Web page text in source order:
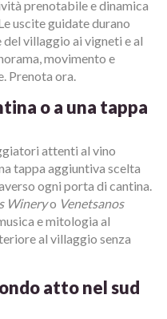
prenotabile e dinamica
uscite guidate durano
villaggio ai vigneti e al
movimento e
Prenota ora.
o a una tappa
attenti al vino
tappa aggiuntiva scelta
ogni porta di cantina.
Wineryo Venetsanos
e mitologia al
al villaggio senza
atto nel sud